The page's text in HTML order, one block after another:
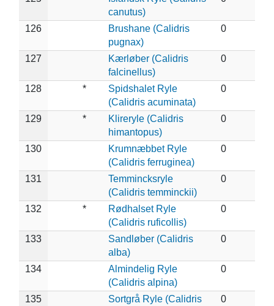
canutus)
126
Brushane (Calidris
pugnax)
0
127
Kærløber (Calidris
falcinellus)
0
128 *
Spidshalet Ryle
(Calidris acuminata)
0
129 *
Klireryle (Calidris
himantopus)
0
130
Krumnæbbet Ryle
(Calidris ferruginea)
0
131
Temmincksryle
(Calidris temminckii)
0
132 *
Rødhalset Ryle
(Calidris ruficollis)
0
133
Sandløber (Calidris
alba)
0
134
Almindelig Ryle
(Calidris alpina)
0
135
Sortgrå Ryle (Calidris
0